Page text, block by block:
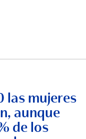
las mujeres
aunque
de los